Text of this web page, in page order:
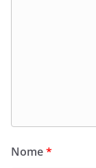
Nome*